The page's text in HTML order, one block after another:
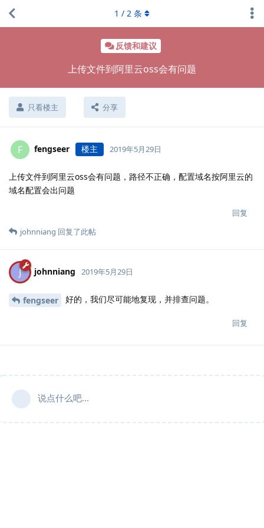
反馈和建议
上传文件到阿里云oss会有问题
只看楼主 分享
1 / 2 条
F fengseer 楼主 2019年5月29日
上传文件到阿里云oss会有问题，路径不正确，配置域名按阿里云的
域名配置会出问题
回复
johnniang 回复了此帖
J johnniang 2019年5月29日
fengseer 好的，我们尽可能地复现，并排查问题。
回复
说点什么吧...